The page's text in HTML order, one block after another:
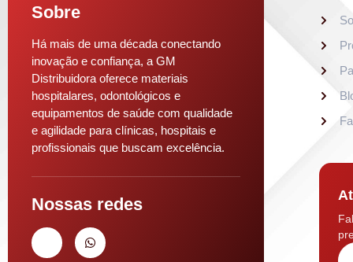
Sobre
Há mais de uma década conectando
inovação e confiança, a GM
Distribuidora oferece materiais
hospitalares, odontológicos e
equipamentos de saúde com qualidade
e agilidade para clínicas, hospitais e
profissionais que buscam excelência.
Nossas redes